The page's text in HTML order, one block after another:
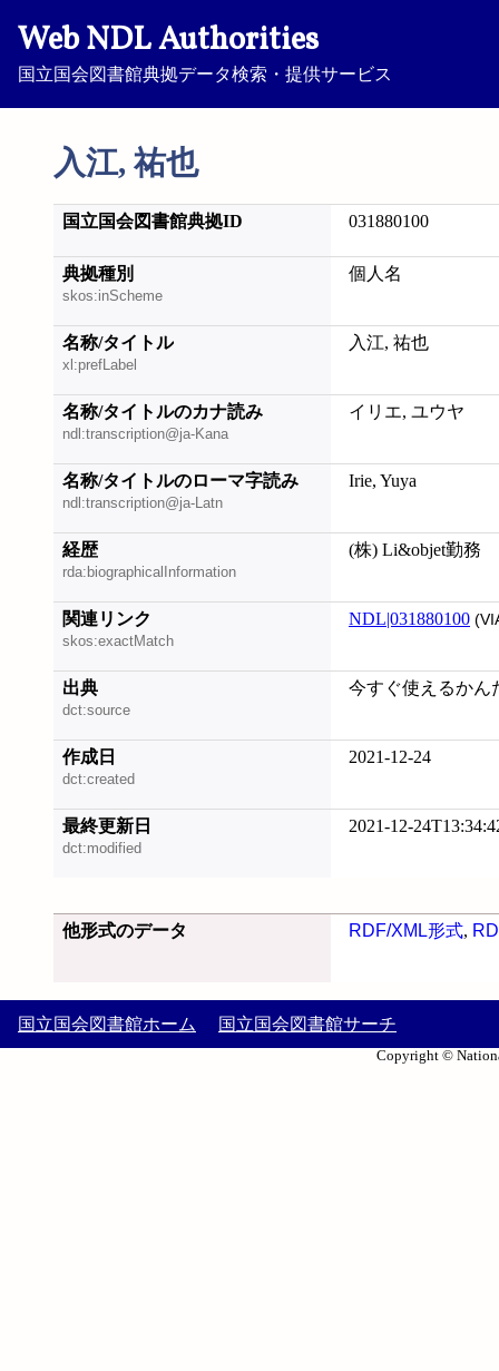
Web NDL Authorities
国立国会図書館典拠データ検索・提供サービス
入江, 祐也
国立国会図書館典拠ID 031880100
典拠種別
skos:inScheme
個人名
名称/タイトル
xl:prefLabel
入江, 祐也
名称/タイトルのカナ読み
ndl:transcription@ja-Kana
イリエ, ユウヤ
名称/タイトルのローマ字読み
ndl:transcription@ja-Latn
Irie, Yuya
経歴
rda:biographicalInformation
(株) Li&objet勤務
関連リンク
skos:exactMatch
NDL|031880100
出典
dct:source
今すぐ使えるかん
作成日
dct:created
2021-12-24
最終更新日
dct:modified
2021-12-
他形式のデータ RDF/XML形式,
国立国会図書館ホーム 国立国会図書館サーチ
Copyright ©